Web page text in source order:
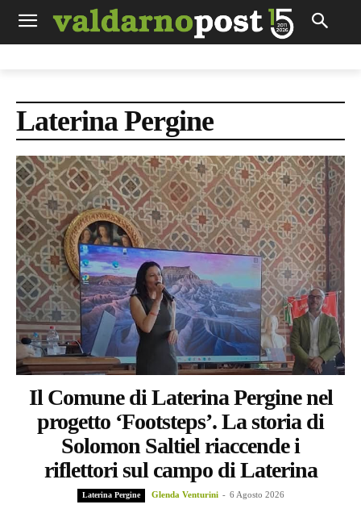
Laterina Pergine
Il Comune di Laterina Pergine nel
progetto ‘Footsteps’. La storia di
Solomon Saltiel riaccende i
riflettori sul campo di Laterina
Laterina Pergine Glenda Venturini - 6 Agosto 2026